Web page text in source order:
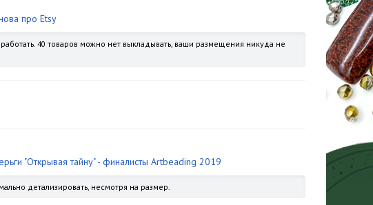
про Etsy
40 товаров можно нет выкладывать, ваши размещения никуда не
"Открывая тайну" - финалисты Artbeading 2019
детализировать, несмотря на размер.